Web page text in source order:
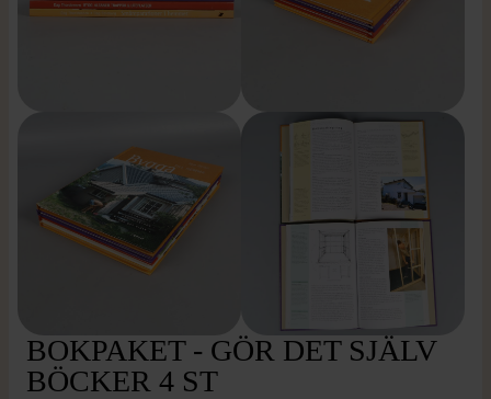
BOKPAKET - GÖR DET SJÄLV
BÖCKER 4 ST